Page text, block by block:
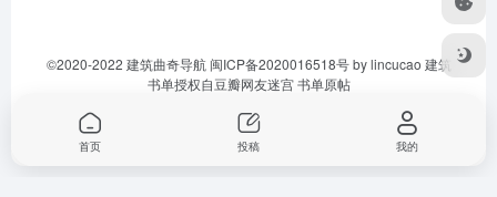
©2020-2022 建筑曲奇导航 闽ICP备2020016518号by lincucao 建筑
书单授权自豆瓣网友迷宫书单原帖
首页 投稿 我的